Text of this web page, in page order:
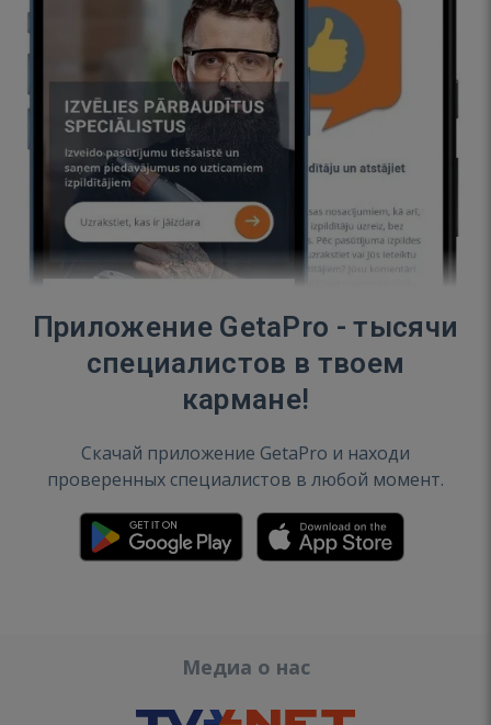
Приложение GetaPro - тысячи
специалистов в твоем
кармане!
Скачай приложение GetaPro и находи
проверенных специалистов в любой момент.
Медиа о нас